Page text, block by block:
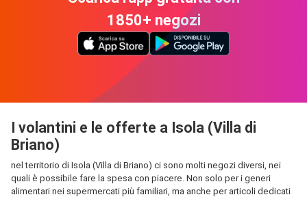
1850+ negozi
I volantini e le offerte a Isola (Villa di
Briano)
nel territorio di Isola (Villa di Briano) ci sono molti negozi diversi, nei
quali è possibile fare la spesa con piacere. Non solo per i generi
alimentari nei supermercati più familiari, ma anche per articoli dedicati